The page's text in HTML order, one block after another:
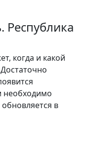
Республика
когда и какой
необходимо
в